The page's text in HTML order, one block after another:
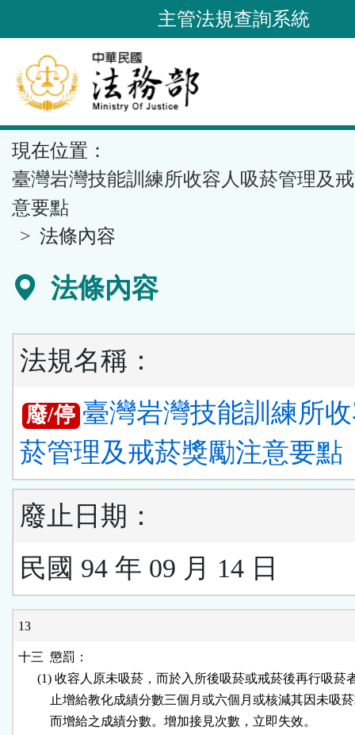
到
要
內
容
區
塊
主管法規查詢系統
現在位置：
臺灣岩灣技能訓練所收容人吸菸管理及
意要點
法條內容
法條內容
法規名稱：
廢/停 臺灣岩灣技能訓練所
菸管理及戒菸獎勵注意要點
廢止日期：
民國 94 年 09 月 14 日
13
十三  懲罰：
(1) 收容人原未吸菸，而於入所後吸菸或戒菸後再行吸菸
止增給教化成績分數三個月或六個月或核減其因未吸
          而增給之成績分數。增加接見次數，立即失效。